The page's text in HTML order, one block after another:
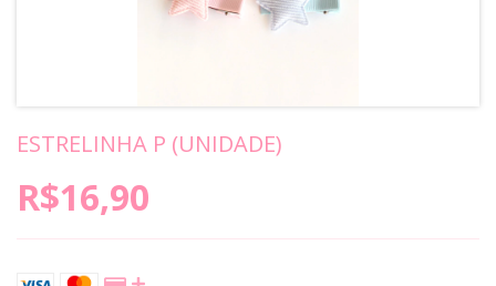
ESTRELINHA P (UNIDADE)
R$16,90